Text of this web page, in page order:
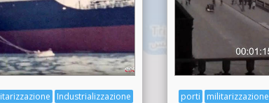
Industrializzazione militarizzazione
porti